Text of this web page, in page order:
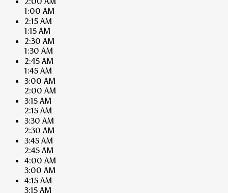
1:00 AM
2:15 AM
1:15 AM
2:30 AM
1:30 AM
2:45 AM
1:45 AM
3:00 AM
2:00 AM
3:15 AM
2:15 AM
3:30 AM
2:30 AM
3:45 AM
2:45 AM
4:00 AM
3:00 AM
4:15 AM
3:15 AM